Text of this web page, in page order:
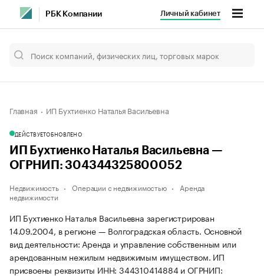
РБК Компании Личный кабинет
Главная ИП Бухтиенко Наталья Васильевна
ДЕЙСТВУЕТОБНОВЛЕНО
ИП Бухтиенко Наталья Васильевна —
ОГРНИП: 304344325800052
Недвижимость Операции с недвижимостью
Аренда
недвижимости
ИП Бухтиенко Наталья Васильевна зарегистрирован
14.09.2004, в регионе — Волгоградская область. Основной
вид деятельности: Аренда и управление собственным или
арендованным нежилым недвижимым имуществом. ИП
присвоены реквизиты ИНН: 344310414884 и ОГРНИП: